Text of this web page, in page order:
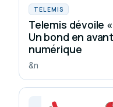
TELEMIS
Telemis dévoile
Un bond en
numérique
&n